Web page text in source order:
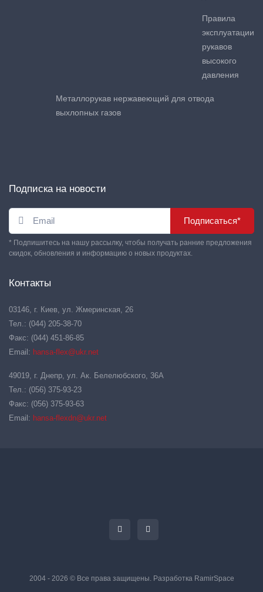
Правила
эксплуатации
рукавов
высокого
давления
Металлорукав нержавеющий для отвода
выхлопных газов
Подписка на новости
Подписаться*
* Подпишитесь на нашу рассылку, чтобы получать ранние предложения
скидок, обновления и информацию о новых продуктах.
Контакты
03146, г. Киев, ул. Жмеринская, 26
Тел.: (044) 205-38-70
Факс: (044) 451-86-85
Email: hansa-flex@ukr.net
49019, г. Днепр, ул. Ак. Белелюбского, 36А
Тел.: (056) 375-93-23
Факс: (056) 375-93-63
Email: hansa-flexdn@ukr.net
2004 - 2026 © Все права защищены. Разработка RamirSpace